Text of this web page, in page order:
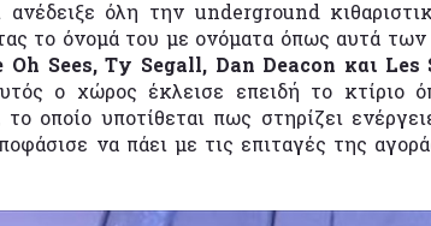
ανέδειξε όλη την underground
το όνομά του με ονόματα όπως αυτά των
Oh Sees,Ty Segall, Dan Deacon και
ο χώρος έκλεισε επειδή το κτίριο
το οποίο υποτίθεται πως στηρίζει
να πάει με τις επιταγές της